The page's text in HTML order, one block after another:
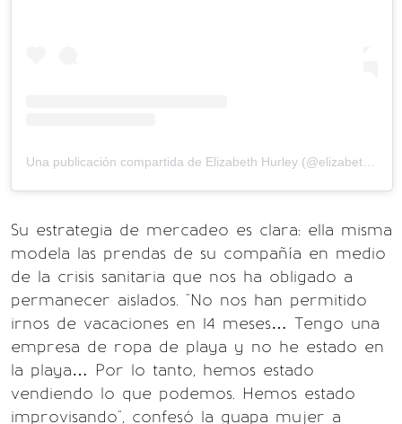
Su estrategia de mercadeo es clara: ella misma
modela las prendas de su compañía en medio
de la crisis sanitaria que nos ha obligado a
permanecer aislados. "No nos han permitido
irnos de vacaciones en 14 meses… Tengo una
empresa de ropa de playa y no he estado en
la playa… Por lo tanto, hemos estado
vendiendo lo que podemos. Hemos estado
improvisando", confesó la guapa mujer a